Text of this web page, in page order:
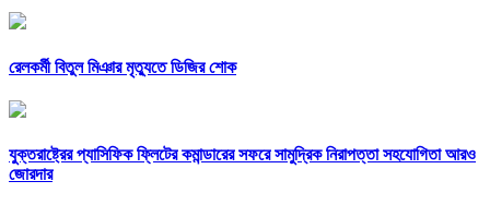
রেলকর্মী বিতুল মিঞার মৃত্যুতে ডিজির শোক
যুক্তরাষ্ট্রের প্যাসিফিক ফ্লিটের কমান্ডারের সফরে সামুদ্রিক নিরাপত্তা সহযোগিতা আরও
জোরদার